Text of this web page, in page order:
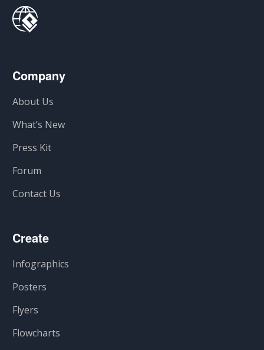
Company
About Us
What’s New
Press Kit
Forum
Contact Us
Create
Infographics
Posters
Flyers
Flowcharts